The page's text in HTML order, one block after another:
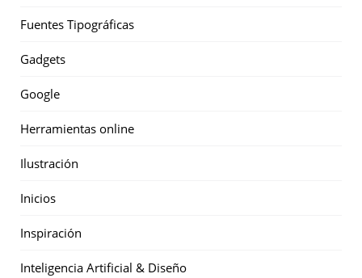
Fuentes Tipográficas
Gadgets
Google
Herramientas online
Ilustración
Inicios
Inspiración
Inteligencia Artificial & Diseño